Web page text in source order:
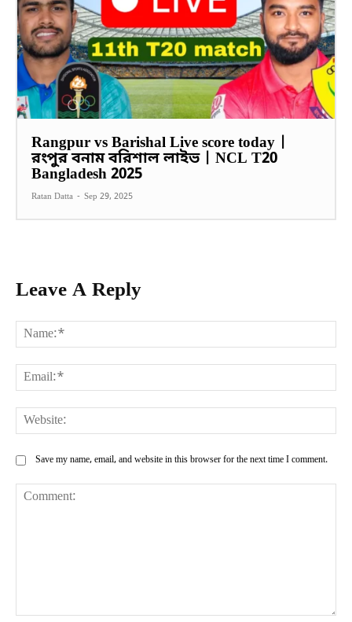
Rangpur vs Barishal Live score today |
রংপুর বনাম বরিশাল লাইভ | NCL T20
Bangladesh 2025
Ratan Datta - Sep 29, 2025
Leave A Reply
Save my name, email, and website in this browser for the next time I comment.